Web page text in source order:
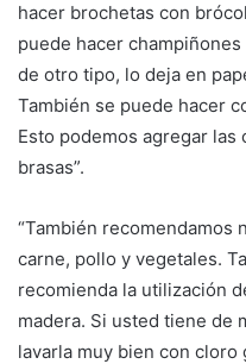
hacer brochetas con
puede hacer
de otro tipo, lo deja en
También se puede hacer
Esto podemos agregar las
brasas”.
“También recomendamos
carne, pollo y vegetales.
recomienda la utilización
madera. Si usted tiene de
lavarla muy bien con